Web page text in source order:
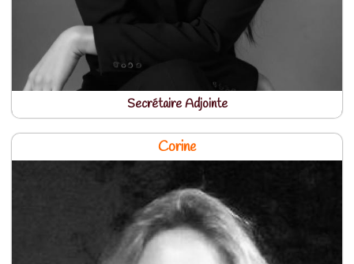
Secrétaire Adjointe
Corine